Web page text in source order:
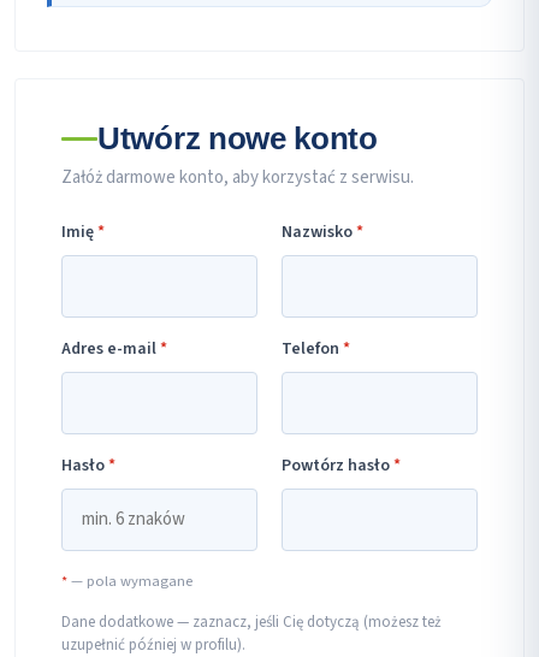
Utwórz nowe konto
Załóż darmowe konto, aby korzystać z serwisu.
Imię* Nazwisko*
Adres e-mail* Telefon *
Hasło* Powtórz hasło*
*— pola wymagane
Dane dodatkowe — zaznacz, jeśli Cię dotyczą (możesz też
uzupełnić później w profilu).